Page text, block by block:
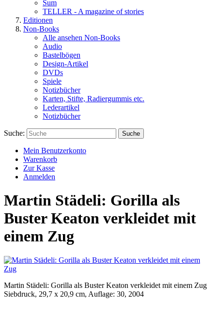
Sum
TELLER - A magazine of stories
Editionen
Non-Books
Alle ansehen Non-Books
Audio
Bastelbögen
Design-Artikel
DVDs
Spiele
Notizbücher
Karten, Stifte, Radiergummis etc.
Lederartikel
Notizbücher
Suche: Suche
Mein Benutzerkonto
Warenkorb
Zur Kasse
Anmelden
Martin Städeli: Gorilla als
Buster Keaton verkleidet mit
einem Zug
Martin Städeli: Gorilla als Buster Keaton verkleidet mit einem Zug
Siebdruck, 29,7 x 20,9 cm, Auflage: 30, 2004